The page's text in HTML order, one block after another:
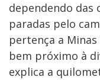
dependendo das
paradas pelo
pertença a
bem próximo à
explica a